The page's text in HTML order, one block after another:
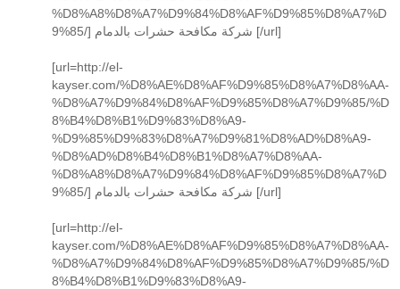
%D8%A8%D8%A7%D9%84%D8%AF%D9%85%D8%A7%D
9%85/] شركة مكافحة حشرات بالدمام [/url]
[url=http://el-
kayser.com/%D8%AE%D8%AF%D9%85%D8%A7%D8%AA-
%D8%A7%D9%84%D8%AF%D9%85%D8%A7%D9%85/%D
8%B4%D8%B1%D9%83%D8%A9-
%D9%85%D9%83%D8%A7%D9%81%D8%AD%D8%A9-
%D8%AD%D8%B4%D8%B1%D8%A7%D8%AA-
%D8%A8%D8%A7%D9%84%D8%AF%D9%85%D8%A7%D
9%85/] شركة مكافحة حشرات بالدمام [/url]
[url=http://el-
kayser.com/%D8%AE%D8%AF%D9%85%D8%A7%D8%AA-
%D8%A7%D9%84%D8%AF%D9%85%D8%A7%D9%85/%D
8%B4%D8%B1%D9%83%D8%A9-